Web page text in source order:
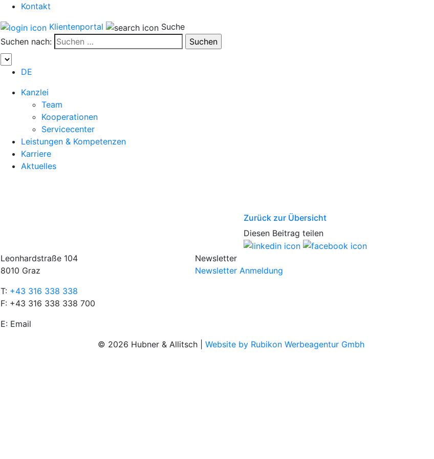
Kontakt
Klientenportal
Suche
Suchen nach:
DE
Kanzlei
Team
Kooperationen
Servicecenter
Leistungen & Kompetenzen
Karriere
Aktuelles
Zurück zur Übersicht
Diesen Beitrag teilen
Leonhardstraße 104
8010 Graz
T: +43 316 338 338
F: +43 316 338 338 700
E: Email
Newsletter
Newsletter Anmeldung
© 2026 Hubner & Allitsch | Website by Rubikon Werbeagentur Gmbh